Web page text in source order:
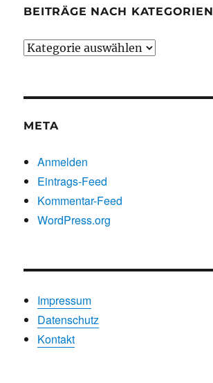
BEITRÄGE NACH KATEGORIEN
Beiträge
META
Anmelden
Eintrags-Feed
Kommentar-Feed
WordPress.org
Impressum
Datenschutz
Kontakt